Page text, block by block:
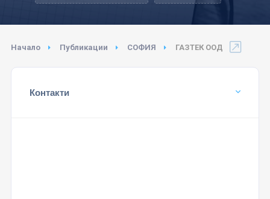
Начало Публикации СОФИЯ ГАЗТЕК ООД
Контакти